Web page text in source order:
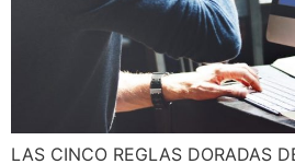
LAS CINCO REGLAS DORADAS